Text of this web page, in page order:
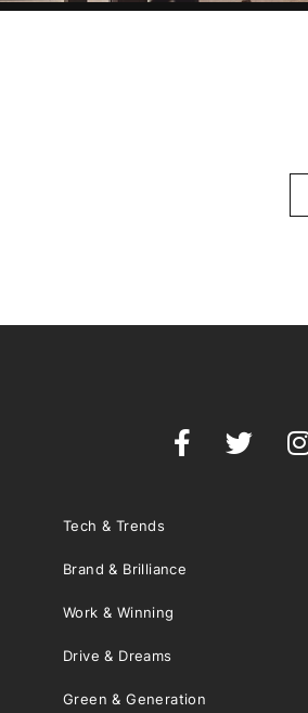
Tech & Trends
Brand & Brilliance
Work & Winning
Drive & Dreams
Green & Generation